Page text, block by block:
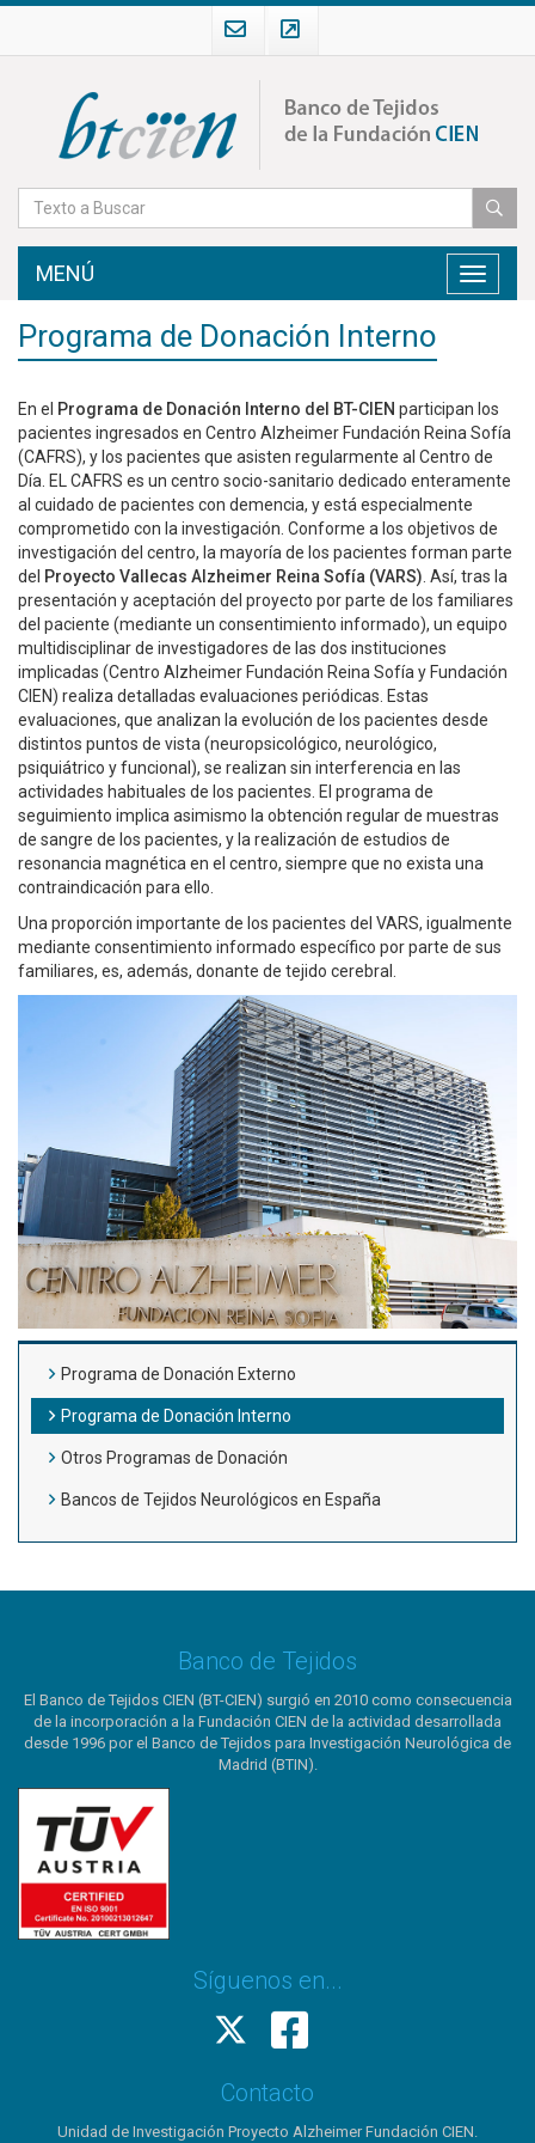
Toggle
MENÚ
Programa de Donación Interno
En el Programa de Donación Interno del BT-CIEN participan los
pacientes ingresados en Centro Alzheimer Fundación Reina Sofía
(CAFRS), y los pacientes que asisten regularmente al Centro de
Día. EL CAFRS es un centro socio-sanitario dedicado enteramente
al cuidado de pacientes con demencia, y está especialmente
comprometido con la investigación. Conforme a los objetivos de
investigación del centro, la mayoría de los pacientes forman parte
del Proyecto Vallecas Alzheimer Reina Sofía (VARS) . Así, tras la
presentación y aceptación del proyecto por parte de los familiares
del paciente (mediante un consentimiento informado), un equipo
multidisciplinar de investigadores de las dos instituciones
implicadas (Centro Alzheimer Fundación Reina Sofía y Fundación
CIEN) realiza detalladas evaluaciones periódicas. Estas
evaluaciones, que analizan la evolución de los pacientes desde
distintos puntos de vista (neuropsicológico, neurológico,
psiquiátrico y funcional), se realizan sin interferencia en las
actividades habituales de los pacientes. El programa de
seguimiento implica asimismo la obtención regular de muestras
de sangre de los pacientes, y la realización de estudios de
resonancia magnética en el centro, siempre que no exista una
contraindicación para ello.
Una proporción importante de los pacientes del VARS, igualmente
mediante consentimiento informado específico por parte de sus
familiares, es, además, donante de tejido cerebral.
Programa de Donación Externo
Programa de Donación Interno
Otros Programas de Donación
Bancos de Tejidos Neurológicos en España
Banco de Tejidos
El Banco de Tejidos CIEN (BT-CIEN) surgió en 2010 como consecuencia
de la incorporación a la Fundación CIEN de la actividad desarrollada
desde 1996 por el Banco de Tejidos para Investigación Neurológica de
Madrid (BTIN).
Síguenos en...
Contacto
Unidad de Investigación Proyecto Alzheimer Fundación CIEN.